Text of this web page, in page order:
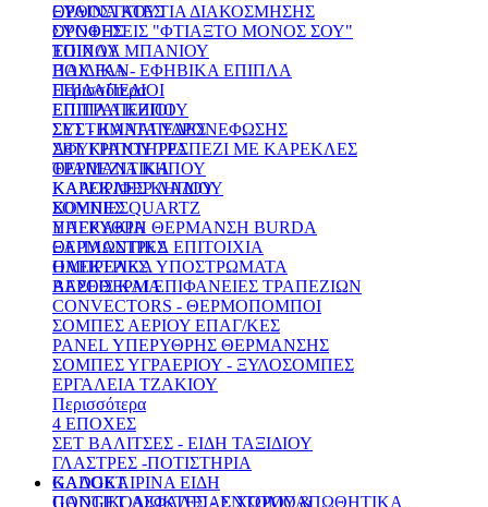
ΞΥΛΙΝΑ ΚΟΥΤΙΑ ΔΙΑΚΟΣΜΗΣΗΣ
ΣΥΝΘΕΣΕΙΣ "ΦΤΙΑΞΤΟ ΜΟΝΟΣ ΣΟΥ"
ΕΠΙΠΛΑ ΜΠΑΝΙΟΥ
ΠΑΙΔΙΚΑ - ΕΦΗΒΙΚΑ ΕΠΙΠΛΑ
Περισσότερα
ΕΠΙΠΛΑ ΚΗΠΟΥ
ΣΕΤ - ΚΑΝΑΠΕΔΕΣ
ΣΕΤ ΚΗΠΟΥ ΤΡΑΠΕΖΙ ΜΕ ΚΑΡΕΚΛΕΣ
ΤΡΑΠΕΖΙΑ ΚΗΠΟΥ
ΚΑΡΕΚΛΕΣ ΚΗΠΟΥ
ΚΟΥΝΙΕΣ
ΠΑΓΚΑΚΙΑ
ΞΑΠΛΩΣΤΡΕΣ
ΟΜΠΡΕΛΕΣ
ΒΑΣΕΙΣ ΚΑΙ ΕΠΙΦΑΝΕΙΕΣ ΤΡΑΠΕΖΙΩΝ
ΟΡΘΟΣΤΑΤΕΣ
ΟΡΟΦΗΣ
ΤΟΙΧΟΥ
BOX FAN
ΕΠΙΔΑΠΕΔΙΟΙ
ΕΠΙΤΡΑΠΕΖΙΟΙ
ΣΥΣΤΗΜΑΤΑ ΥΔΡΟΝΕΦΩΣΗΣ
ΑΦΥΓΡΑΝΤΗΡΕΣ
ΘΕΡΜΑΝΤΙΚΑ
ΚΑΛΟΡΙΦΕΡ ΛΑΔΙΟΥ
ΣΟΜΠΕΣ QUARTZ
ΥΠΕΡΥΘΡΗ ΘΕΡΜΑΝΣΗ BURDA
ΘΕΡΜΑΝΤΙΚΑ ΕΠΙΤΟΙΧΙΑ
ΗΛΕΚΤΡΙΚΑ ΥΠΟΣΤΡΩΜΑΤΑ
ΑΕΡΟΘΕΡΜΑ
CONVECTORS - ΘΕΡΜΟΠΟΜΠΟΙ
ΣΟΜΠΕΣ ΑΕΡΙΟΥ ΕΠΑΓ/ΚΕΣ
PANEL ΥΠΕΡΥΘΡΗΣ ΘΕΡΜΑΝΣΗΣ
ΣΟΜΠΕΣ ΥΓΡΑΕΡΙΟΥ - ΞΥΛΟΣΟΜΠΕΣ
ΕΡΓΑΛΕΙΑ ΤΖΑΚΙΟΥ
Περισσότερα
4 ΕΠΟΧΕΣ
ΣΕΤ ΒΑΛΙΤΣΕΣ - ΕΙΔΗ ΤΑΞΙΔΙΟΥ
ΓΛΑΣΤΡΕΣ -ΠΟΤΙΣΤΗΡΙΑ
ΚΑΛΟΚΑΙΡΙΝΑ ΕΙΔΗ
ΠΟΝΤΙΚΟΔΙΩΚΤΕΣ - ΕΝΤΟΜΟΑΠΩΘΗΤΙΚΑ
GADGET
GADGET ΑΣΦΑΛΕΙΑΣ ΧΩΡΟΥ &